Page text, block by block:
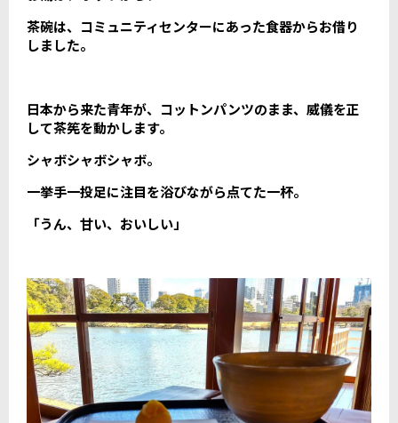
茶碗は、コミュニティセンターにあった食器からお借り
しました。
日本から来た青年が、コットンパンツのまま、威儀を正
して茶筅を動かします。
シャボシャボシャボ。
一挙手一投足に注目を浴びながら点てた一杯。
「うん、甘い、おいしい」